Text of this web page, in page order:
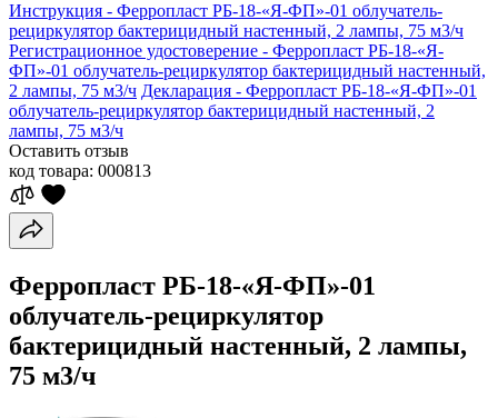
Инструкция - Ферропласт РБ-18-«Я-ФП»-01 облучатель-
рециркулятор бактерицидный настенный, 2 лампы, 75 м3/ч
Регистрационное удостоверение - Ферропласт РБ-18-«Я-
ФП»-01 облучатель-рециркулятор бактерицидный настенный,
2 лампы, 75 м3/ч Декларация - Ферропласт РБ-18-«Я-ФП»-01
облучатель-рециркулятор бактерицидный настенный, 2
лампы, 75 м3/ч
Оставить отзыв
код товара: 000813
Ферропласт РБ-18-«Я-ФП»-01
облучатель-рециркулятор
бактерицидный настенный, 2 лампы,
75 м3/ч